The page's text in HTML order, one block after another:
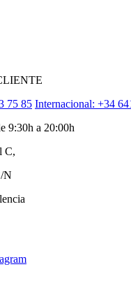
75 85 Internacional: +34
9:30h a 20:00h
C,
N